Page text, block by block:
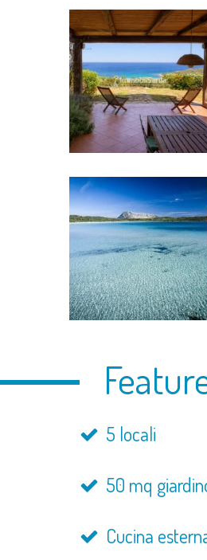
5 locali
50 mq
Cucina